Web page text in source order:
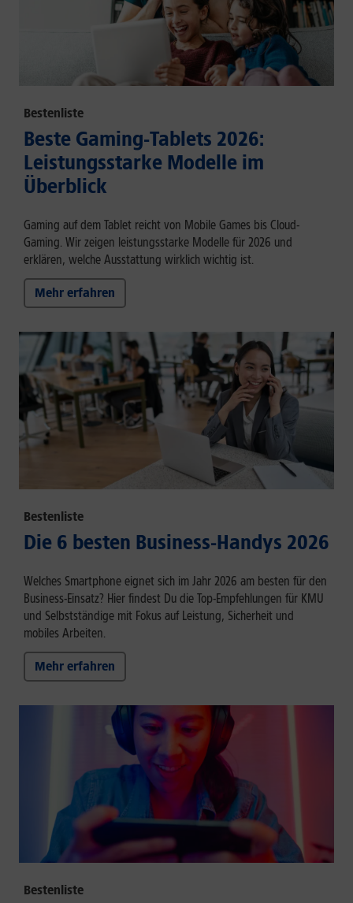
Bestenliste
Beste Gaming-Tablets 2026:
Leistungsstarke Modelle im
Überblick
Gaming auf dem Tablet reicht von Mobile Games bis Cloud-
Gaming. Wir zeigen leistungsstarke Modelle für 2026 und
erklären, welche Ausstattung wirklich wichtig ist.
Mehr erfahren
Bestenliste
Die 6 besten Business-Handys 2026
Welches Smartphone eignet sich im Jahr 2026 am besten für den
Business-Einsatz? Hier findest Du die Top-Empfehlungen für KMU
und Selbstständige mit Fokus auf Leistung, Sicherheit und
mobiles Arbeiten.
Mehr erfahren
Bestenliste